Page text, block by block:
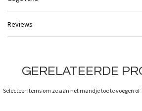
Reviews
GERELATEERDE
Selecteer items om ze aan het mandje toe te voegen of